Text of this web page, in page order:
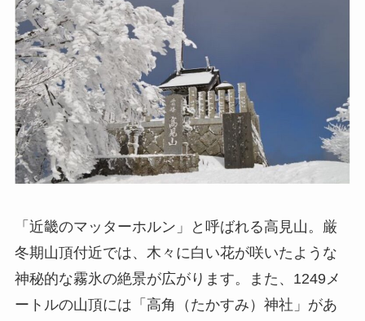
「近畿のマッターホルン」と呼ばれる高見山。厳
冬期山頂付近では、木々に白い花が咲いたような
神秘的な霧氷の絶景が広がります。また、1249メ
ートルの山頂には「高角（たかすみ）神社」があ